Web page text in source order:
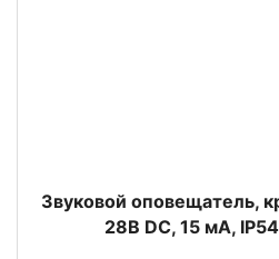
Звуковой оповещатель,
28В DC, 15 мA,